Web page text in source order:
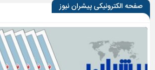
صفحه الکترونیکی پیشران نیوز